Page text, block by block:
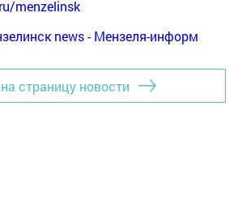
menzelinsk
news - Мензеля-информ
страницу новости